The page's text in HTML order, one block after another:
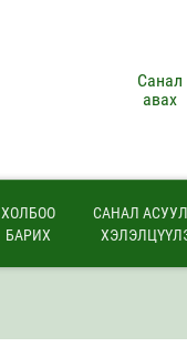
Санал
авах
ХОЛБОО
БАРИХ
САНАЛ